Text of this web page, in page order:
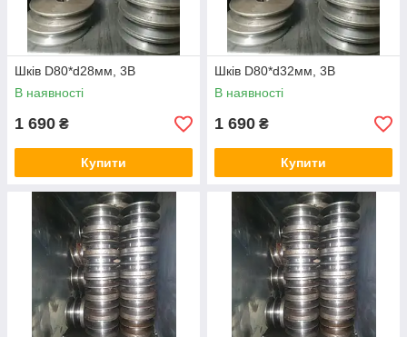
Шків D80*d28мм, 3B
В наявності
1 690 ₴
Купити
Шків D80*d32мм, 3B
В наявності
1 690 ₴
Купити